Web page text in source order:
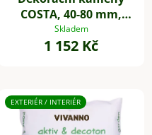
COSTA, 40-80 mm,
plast, černá
Skladem
1 152 Kč
EXTERIÉR / INTERIÉR